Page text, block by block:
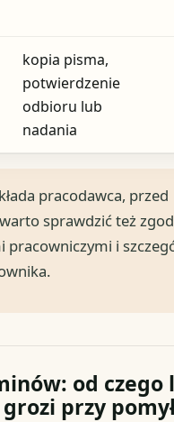
kopia pisma,
potwierdzenie
odbioru lub
nadania
pracodawca, przed
sprawdzić też
pracowniczymi i
od czego
przy